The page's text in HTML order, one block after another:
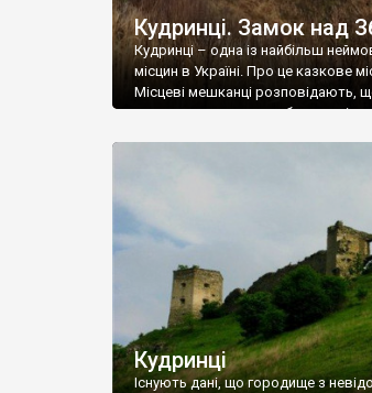
Кудринці. Замок над
Кудринці – одна із найбільш
місцин в Україні. Про це казкове
Місцеві мешканці розповідають,
мурах замку можна побачити
Кудринці
Існують дані, що городище з